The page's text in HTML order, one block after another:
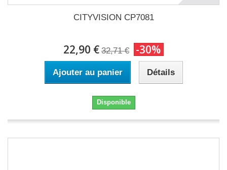
CITYVISION CP7081
22,90 € 32,71 € -30%
Ajouter au panier Détails
Disponible